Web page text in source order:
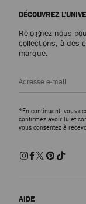
DÉCOUVREZ
Rejoignez-nous
collections, à des
marque.
*En continuant, vous
confirmez avoir lu et
vous consentez à
AIDE